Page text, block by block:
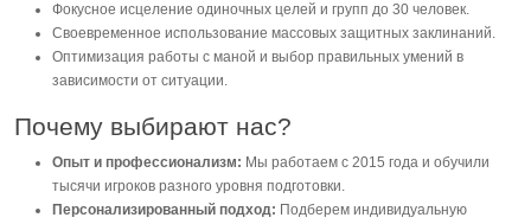
Фокусное исцеление одиночных целей и групп до 30 человек.
Своевременное использование массовых защитных заклинаний.
Оптимизация работы с маной и выбор правильных умений в
зависимости от ситуации.
Почему выбирают нас?
Опыт и профессионализм: Мы работаем с 2015 года и обучили
тысячи игроков разного уровня подготовки.
Персонализированный подход: Подберем индивидуальную